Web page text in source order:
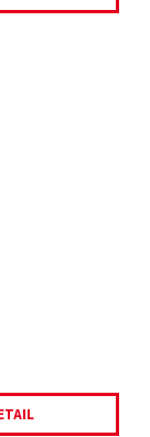
dřevo,
ODBĚR...